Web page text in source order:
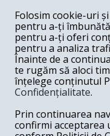
COMENTARII
Nume
Email
Folosim cookie-uri
pentru a-ți
pentru a-ți oferi
pentru a analiza
Înainte de a
te rugăm să aloci
înțelege conținutul
Confidențialitate.
Prin continuarea
confirmi acceptarea